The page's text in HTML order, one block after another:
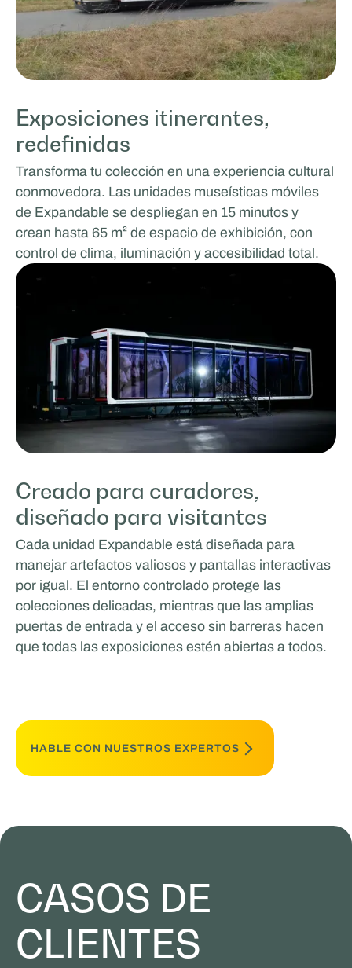
Exposiciones itinerantes,
redefinidas
Transforma tu colección en una experiencia cultural
conmovedora. Las unidades museísticas móviles
de Expandable se despliegan en 15 minutos y
crean hasta 65 m² de espacio de exhibición, con
control de clima, iluminación y accesibilidad total.
Creado para curadores,
diseñado para visitantes
Cada unidad Expandable está diseñada para
manejar artefactos valiosos y pantallas interactivas
por igual. El entorno controlado protege las
colecciones delicadas, mientras que las amplias
puertas de entrada y el acceso sin barreras hacen
que todas las exposiciones estén abiertas a todos.
HABLE CON NUESTROS EXPERTOS
CASOS DE
CLIENTES